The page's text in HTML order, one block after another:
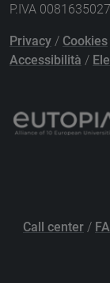
P.IVA
Privacy / Cookies
Accessibilità /
Call center /